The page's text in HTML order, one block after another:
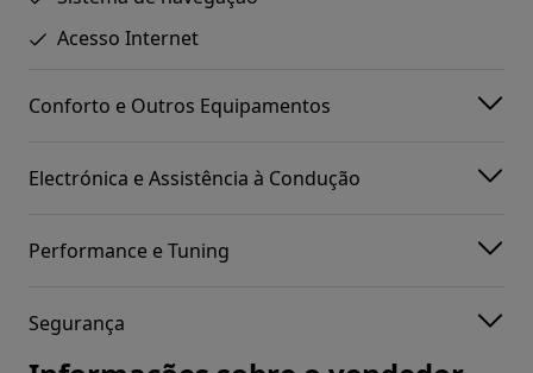
Acesso Internet
Conforto e Outros Equipamentos
Electrónica e Assistência à Condução
Performance e Tuning
Segurança